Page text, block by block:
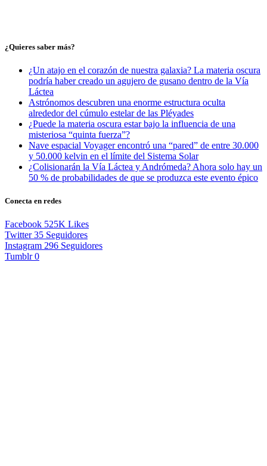
¿Quieres saber más?
¿Un atajo en el corazón de nuestra galaxia? La materia oscura
podría haber creado un agujero de gusano dentro de la Vía
Láctea
Astrónomos descubren una enorme estructura oculta
alrededor del cúmulo estelar de las Pléyades
¿Puede la materia oscura estar bajo la influencia de una
misteriosa “quinta fuerza”?
Nave espacial Voyager encontró una “pared” de entre 30.000
y 50.000 kelvin en el límite del Sistema Solar
¿Colisionarán la Vía Láctea y Andrómeda? Ahora solo hay un
50 % de probabilidades de que se produzca este evento épico
Conecta en redes
Facebook 525K Likes
Twitter 35 Seguidores
Instagram 296 Seguidores
Tumblr 0